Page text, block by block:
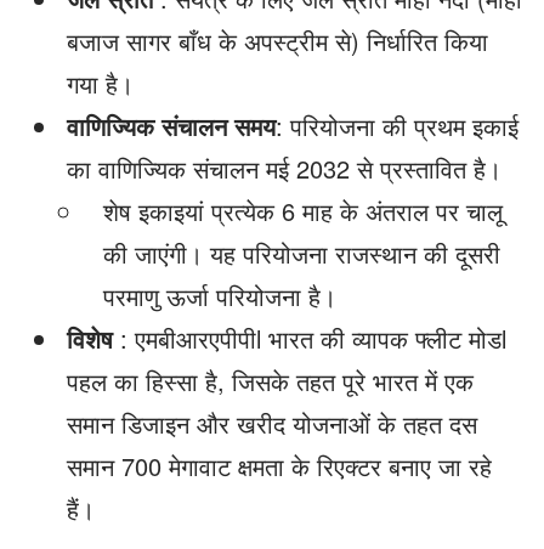
बजाज सागर बाँध के अपस्ट्रीम से) निर्धारित किया
गया है।
वाणिज्यिक संचालन समय: परियोजना की प्रथम इकाई
का वाणिज्यिक संचालन मई 2032 से प्रस्तावित है।
शेष इकाइयां प्रत्येक 6 माह के अंतराल पर चालू
की जाएंगी। यह परियोजना राजस्थान की दूसरी
परमाणु ऊर्जा परियोजना है।
विशेष: एमबीआरएपीपीl भारत की व्यापक फ्लीट मोडl
पहल का हिस्सा है, जिसके तहत पूरे भारत में एक
समान डिजाइन और खरीद योजनाओं के तहत दस
समान 700 मेगावाट क्षमता के रिएक्टर बनाए जा रहे
हैं।